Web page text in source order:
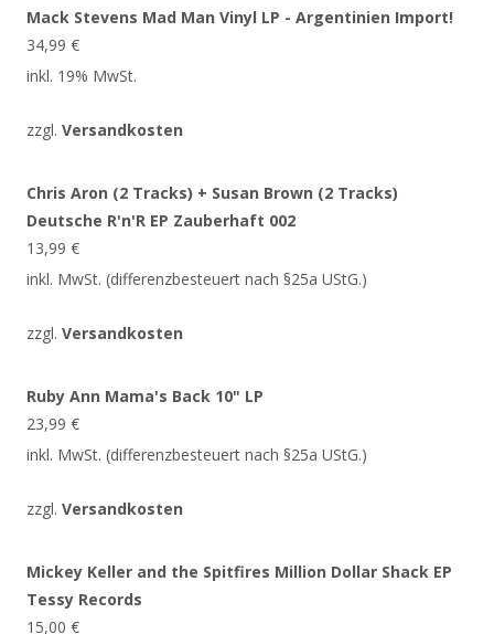
Mack Stevens Mad Man Vinyl LP - Argentinien Import!
34,99 €
inkl. 19% MwSt.
zzgl. Versandkosten
Chris Aron (2 Tracks) + Susan Brown (2 Tracks)
Deutsche R'n'R EP Zauberhaft 002
13,99 €
inkl. MwSt. (differenzbesteuert nach §25a UStG.)
zzgl. Versandkosten
Ruby Ann Mama's Back 10" LP
23,99 €
inkl. MwSt. (differenzbesteuert nach §25a UStG.)
zzgl. Versandkosten
Mickey Keller and the Spitfires Million Dollar Shack EP
Tessy Records
15,00 €